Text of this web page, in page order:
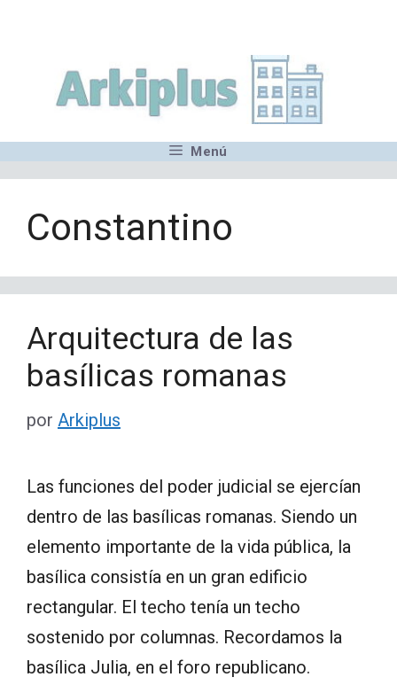
contenido
Menú
Constantino
Arquitectura de las
basílicas romanas
por Arkiplus
Las funciones del poder judicial se ejercían
dentro de las basílicas romanas. Siendo un
elemento importante de la vida pública, la
basílica consistía en un gran edificio
rectangular. El techo tenía un techo
sostenido por columnas. Recordamos la
basílica Julia, en el foro republicano.